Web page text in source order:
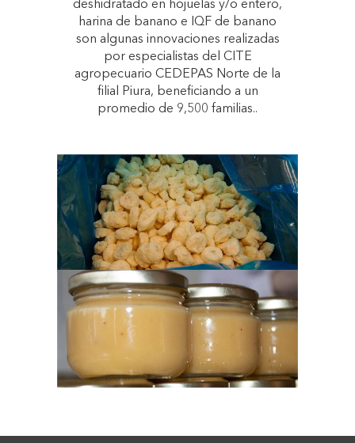
deshidratado en hojuelas y/o entero,
harina de banano e IQF de banano
son algunas innovaciones realizadas
por especialistas del CITE
agropecuario CEDEPAS Norte de la
filial Piura, beneficiando a un
promedio de 9,500 familias..